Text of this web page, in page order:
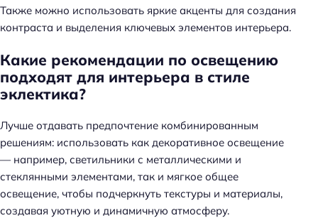
Также можно использовать яркие акценты для создания
контраста и выделения ключевых элементов интерьера.
Какие рекомендации по освещению
подходят для интерьера в стиле
эклектика?
Лучше отдавать предпочтение комбинированным
решениям: использовать как декоративное освещение
— например, светильники с металлическими и
стеклянными элементами, так и мягкое общее
освещение, чтобы подчеркнуть текстуры и материалы,
создавая уютную и динамичную атмосферу.